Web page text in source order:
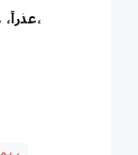
عذراً، عليك الانضمام الى هذهِ القناة أولاً،
يمكنك ايضاً تجربة هذه البوتات،